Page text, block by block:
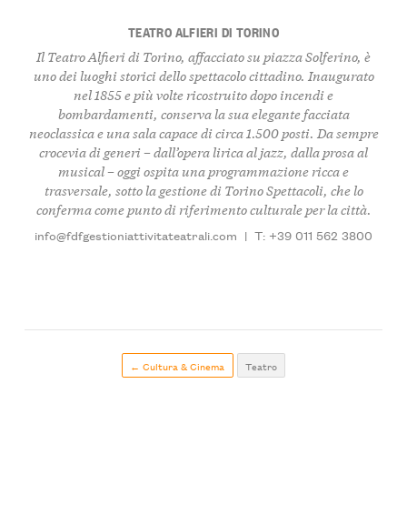
TEATRO ALFIERI DI TORINO
Il Teatro Alfieri di Torino, affacciato su piazza Solferino, è
uno dei luoghi storici dello spettacolo cittadino. Inaugurato
nel 1855 e più volte ricostruito dopo incendi e
bombardamenti, conserva la sua elegante facciata
neoclassica e una sala capace di circa 1.500 posti. Da sempre
crocevia di generi – dall’opera lirica al jazz, dalla prosa al
musical – oggi ospita una programmazione ricca e
trasversale, sotto la gestione di Torino Spettacoli, che lo
conferma come punto di riferimento culturale per la città.
info@fdfgestioniattivitateatrali.com | T: +39 011 562 3800
← Cultura & Cinema Teatro